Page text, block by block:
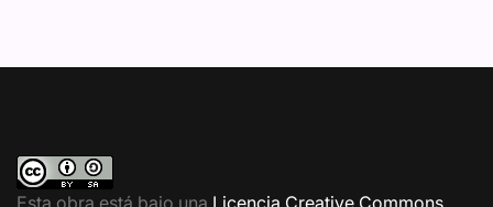
Esta obra está bajo una Licencia Creative Commons